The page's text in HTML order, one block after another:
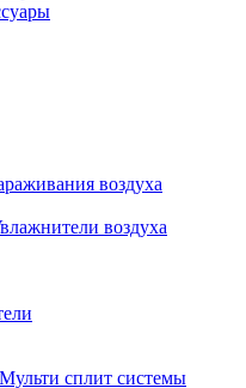
воздуха
воздуха
Мульти сплит системы